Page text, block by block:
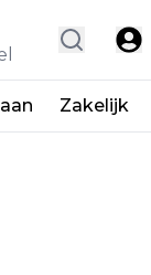
Zakelijk